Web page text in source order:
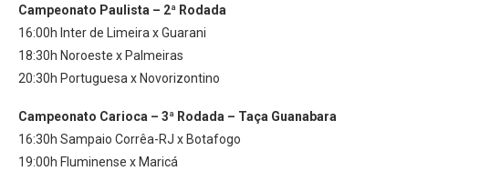
Campeonato Paulista – 2ª Rodada
16:00h Inter de Limeira x Guarani
18:30h Noroeste x Palmeiras
20:30h Portuguesa x Novorizontino
Campeonato Carioca – 3ª Rodada – Taça Guanabara
16:30h Sampaio Corrêa-RJ x Botafogo
19:00h Fluminense x Maricá